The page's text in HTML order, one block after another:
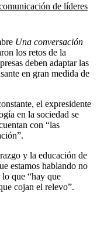
de líderes
Una conversación
los retos de la
deben adaptar las
en gran medida de
el expresidente
en la sociedad se
con “las
y la educación de
estamos hablando no
que “hay que
cojan el relevo”.